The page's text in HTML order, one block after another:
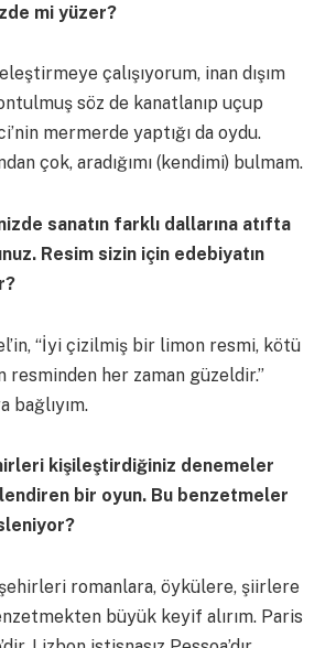
mi yüzer?
çalışıyorum, inan dışım
söz de kanatlanıp uçup
mermerde yaptığı da oydu.
çok, aradığımı (kendimi) bulmam.
sanatın farklı dallarına atıfta
Resim sizin için edebiyatın
“İyi çizilmiş bir limon resmi, kötü
resminden her zaman güzeldir.”
bağlıyım.
kişileştirdiğiniz denemeler
bir oyun. Bu benzetmeler
romanlara, öykülere, şiirlere
büyük keyif alırım. Paris